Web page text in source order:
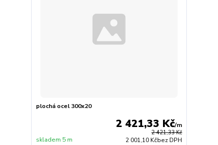
plochá ocel 300x20
2 421,33 Kč
2 421,33 Kč/m
2 001,10 Kčbez DPH
skladem 5 m